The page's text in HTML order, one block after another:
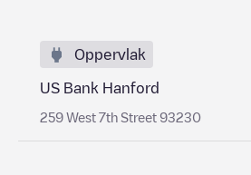
Oppervlak
US Bank Hanford
259 West 7th Street 93230